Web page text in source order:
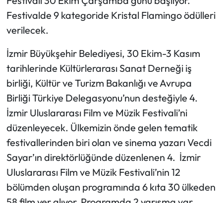
Festivalde 9 kategoride Kristal Flamingo ödülleri
verilecek.
İzmir Büyükşehir Belediyesi, 30 Ekim-3 Kasım
tarihlerinde Kültürlerarası Sanat Derneği iş
birliği, Kültür ve Turizm Bakanlığı ve Avrupa
Birliği Türkiye Delegasyonu’nun desteğiyle 4.
İzmir Uluslararası Film ve Müzik Festivali’ni
düzenleyecek. Ülkemizin önde gelen tematik
festivallerinden biri olan ve sinema yazarı Vecdi
Sayar’ın direktörlüğünde düzenlenen 4. İzmir
Uluslararası Film ve Müzik Festivali’nin 12
bölümden oluşan programında 6 kıta 30 ülkeden